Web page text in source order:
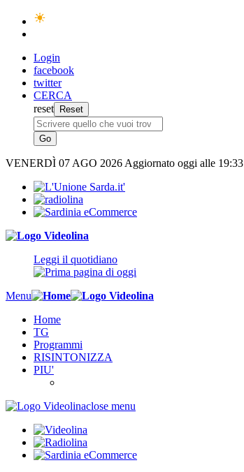
Login
facebook
twitter
CERCA
reset
VENERDÌ 07 AGO 2026 Aggiornato oggi alle 19:33
Leggi il quotidiano
Menu
Home
TG
Programmi
RISINTONIZZA
PIU'
close menu